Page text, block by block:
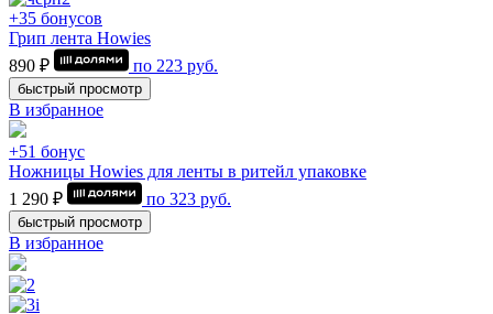
+35 бонусов
Грип лента Howies
890 ₽
по 223 руб.
быстрый просмотр
В избранное
+51 бонус
Ножницы Howies для ленты в ритейл упаковке
1 290 ₽
по 323 руб.
быстрый просмотр
В избранное